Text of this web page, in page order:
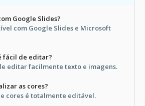
Google Slides?
com Google Slides e Microsoft
fácil de editar?
editar facilmente texto e imagens.
as cores?
cores é totalmente editável.